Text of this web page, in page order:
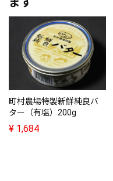
町村農場特製新鮮純良バ
ター（有塩）200g
¥ 1,684